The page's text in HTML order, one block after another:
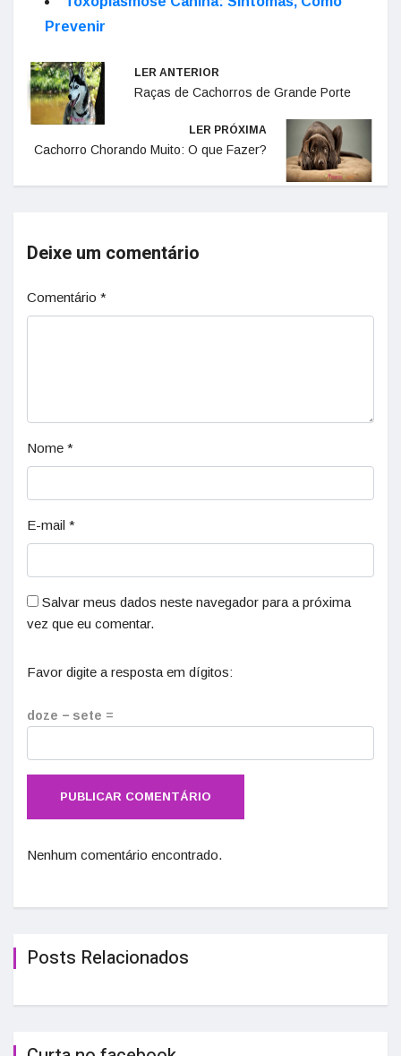
Prevenir
LER ANTERIOR
Raças de Cachorros de Grande Porte
LER PRÓXIMA
Cachorro Chorando Muito: O que Fazer?
Deixe um comentário
Comentário *
Nome *
E-mail *
Salvar meus dados neste navegador para a próxima
vez que eu comentar.
Favor digite a resposta em dígitos:
doze − sete =
Nenhum comentário encontrado.
Posts Relacionados